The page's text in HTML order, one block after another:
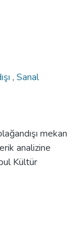
, Sanal
mekan
analizine
Kültür